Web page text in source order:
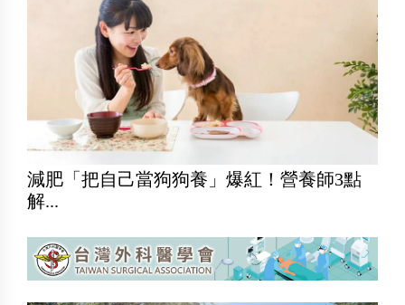
減肥「把自己當狗狗養」爆紅！營養師3點
解...